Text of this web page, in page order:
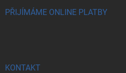
PŘIJÍMÁME ONLINE PLATBY
KONTAKT